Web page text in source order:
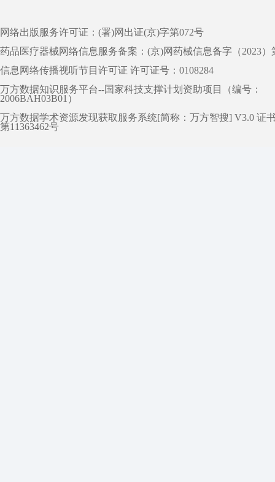
网络出版服务许可证：(署)网出证(京)字第072号
药品医疗器械网络信息服务备案：(京)网药械信息备字（2023）
信息网络传播视听节目许可证 许可证号：0108284
万方数据知识服务平台--国家科技支撑计划资助项目（编号：
2006BAH03B01）
万方数据学术资源发现获取服务系统[简称：万方智搜] V3.0 证
第11363462号